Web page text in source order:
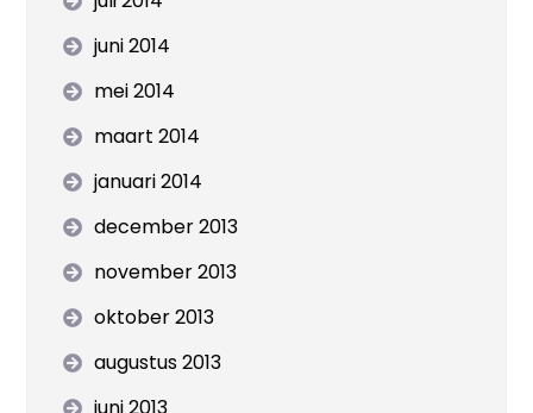
juni 2014
mei 2014
maart 2014
januari 2014
december 2013
november 2013
oktober 2013
augustus 2013